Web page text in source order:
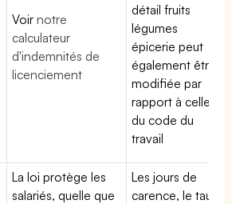
Voirnotre
calculateur
d'indemnités de
licenciement
détail fruits
légumes
épicerie peut
également être
modifiée par
rapport à celle
du code du
travail
La loi protège les
salariés, quelle que
Les jours de
carence, le taux